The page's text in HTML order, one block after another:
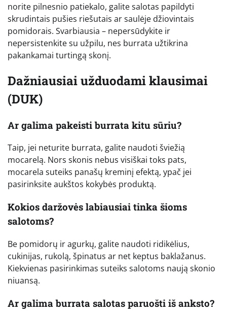
norite pilnesnio patiekalo, galite salotas papildyti
skrudintais pušies riešutais ar saulėje džiovintais
pomidorais. Svarbiausia – nepersūdykite ir
nepersistenkite su užpilu, nes burrata užtikrina
pakankamai turtingą skonį.
Dažniausiai užduodami klausimai
(DUK)
Ar galima pakeisti burrata kitu sūriu?
Taip, jei neturite burrata, galite naudoti šviežią
mocarelą. Nors skonis nebus visiškai toks pats,
mocarela suteiks panašų kreminį efektą, ypač jei
pasirinksite aukštos kokybės produktą.
Kokios daržovės labiausiai tinka šioms
salotoms?
Be pomidorų ir agurkų, galite naudoti ridikėlius,
cukinijas, rukolą, špinatus ar net keptus baklažanus.
Kiekvienas pasirinkimas suteiks salotoms naują skonio
niuansą.
Ar galima burrata salotas paruošti iš anksto?